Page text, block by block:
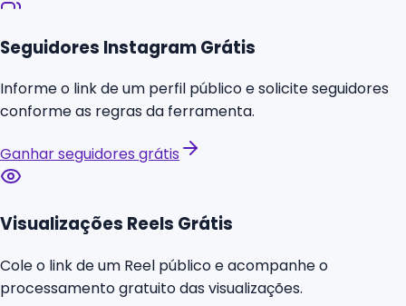
Seguidores Instagram Grátis
Informe o link de um perfil público e solicite seguidores
conforme as regras da ferramenta.
Ganhar seguidores grátis
Visualizações Reels Grátis
Cole o link de um Reel público e acompanhe o
processamento gratuito das visualizações.